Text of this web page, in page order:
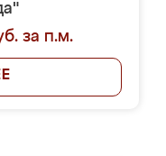
за п.м.